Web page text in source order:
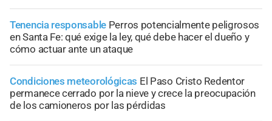
Tenencia responsable Perros potencialmente peligrosos
en Santa Fe: qué exige la ley, qué debe hacer el dueño y
cómo actuar ante un ataque
Condiciones meteorológicas El Paso Cristo Redentor
permanece cerrado por la nieve y crece la preocupación
de los camioneros por las pérdidas